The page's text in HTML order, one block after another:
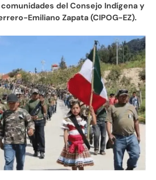
del Consejo Indígena y
Emiliano Zapata (CIPOG-EZ).